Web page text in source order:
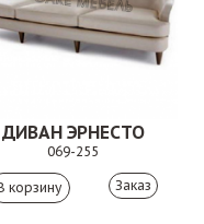
ДИВАН ЭРНЕСТО
069-255
Заказ